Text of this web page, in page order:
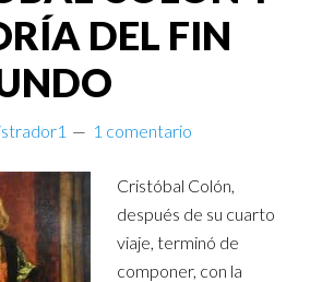
DEL FIN
1 comentario
Cristóbal Colón,
después de su cuarto
viaje, terminó de
componer, con la